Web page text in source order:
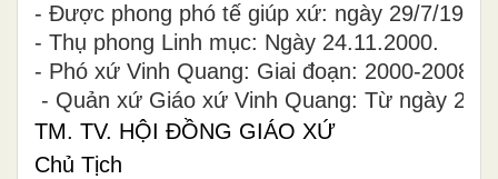
- Được phong phó tế giúp xứ: ngày 29/7/1999
- Thụ phong Linh mục: Ngày 24.11.2000.
- Phó xứ Vinh Quang: Giai đoạn: 2000-2008
- Quản xứ Giáo xứ Vinh Quang: Từ ngày 22/
TM. TV. HỘI ĐỒNG GIÁO XỨ
Chủ Tịch